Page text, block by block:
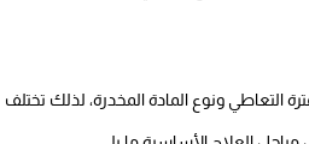
التعاطي ونوع المادة المخدرة، لذلك تختلف